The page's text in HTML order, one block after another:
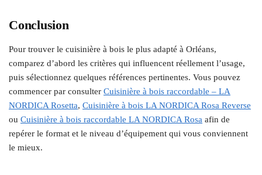
Conclusion
Pour trouver le cuisinière à bois le plus adapté à Orléans,
comparez d’abord les critères qui influencent réellement l’usage,
puis sélectionnez quelques références pertinentes. Vous pouvez
commencer par consulter Cuisinière à bois raccordable – LA
NORDICA Rosetta, Cuisinière à bois LA NORDICA Rosa Reverse
ou Cuisinière à bois raccordable LA NORDICA Rosa afin de
repérer le format et le niveau d’équipement qui vous conviennent
le mieux.